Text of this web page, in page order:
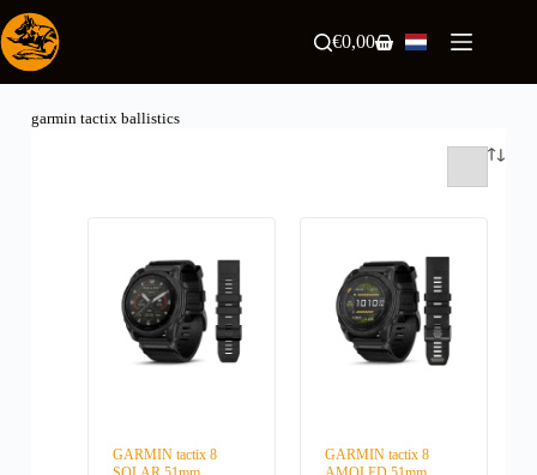
naar
de
inhoud
Winkelwagen
€0,00
garmin tactix ballistics
GARMIN tactix 8
GARMIN tactix 8